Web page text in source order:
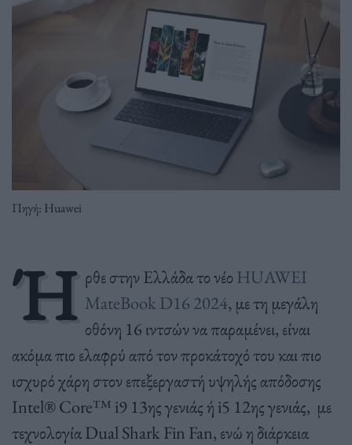
Πηγή: Huawei
Ή ρθε στην Ελλάδα το νέο HUAWEI
MateBook D16 2024, με τη μεγάλη
οθόνη 16 ιντσών να παραμένει, είναι
ακόμα πιο ελαφρύ από τον προκάτοχό του και πιο
ισχυρό χάρη στον επεξεργαστή υψηλής απόδοσης
Intel® Core™ i9 13ης γενιάς ή i5 12ης γενιάς, με
τεχνολογία Dual Shark Fin Fan, ενώ η διάρκεια